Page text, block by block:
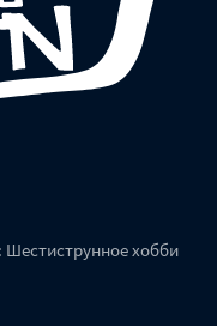
Шестиструнное хобби